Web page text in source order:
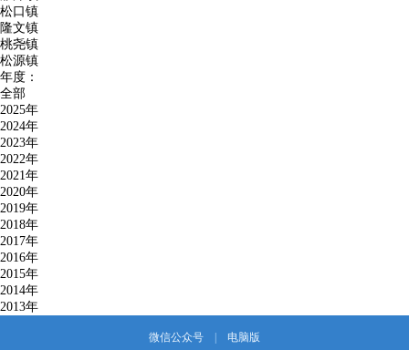
松口镇
隆文镇
桃尧镇
松源镇
年度：
全部
2025年
2024年
2023年
2022年
2021年
2020年
2019年
2018年
2017年
2016年
2015年
2014年
2013年
微信公众号 电脑版